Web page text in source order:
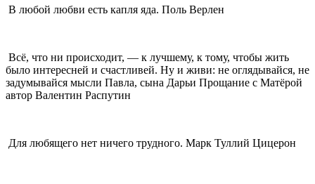
В любой любви есть капля яда. Поль Верлен
Всё, что ни происходит, — к лучшему, к тому, чтобы жить
было интересней и счастливей. Ну и живи: не оглядывайся, не
задумывайся мысли Павла, сына Дарьи Прощание с Матёрой
автор Валентин Распутин
Для любящего нет ничего трудного. Марк Туллий Цицерон